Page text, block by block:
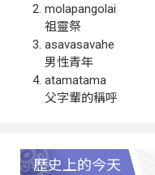
molapangolai
祖靈祭
asavasavahe
男性青年
atamatama
父字輩的稱呼
歷史上的今天